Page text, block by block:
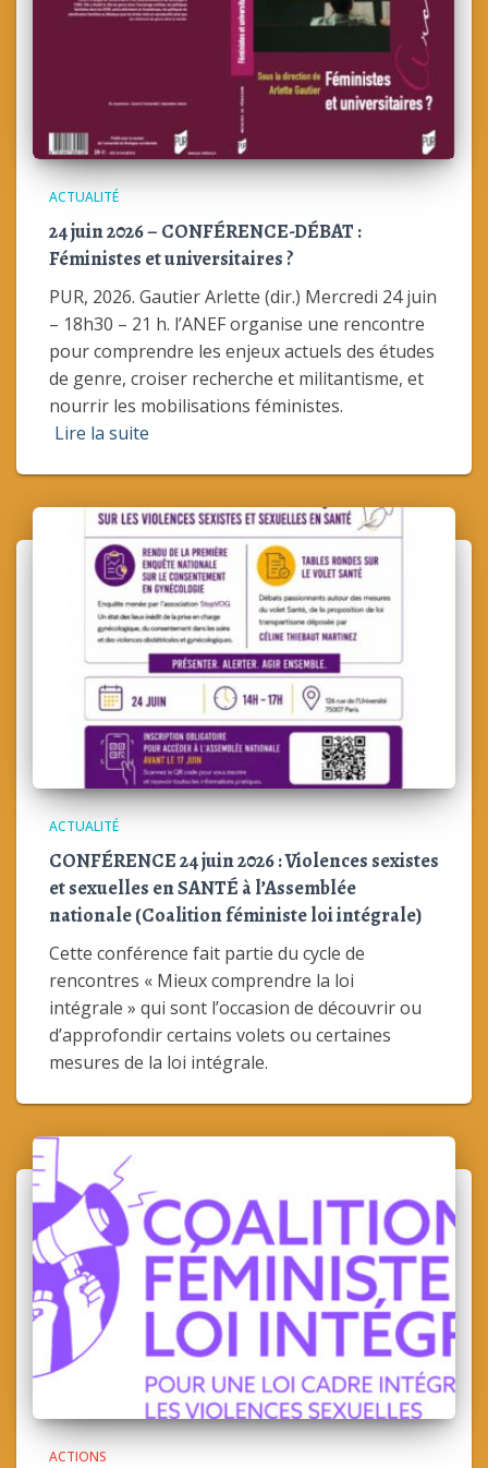
ACTUALITÉ
24 juin 2026 – CONFÉRENCE-DÉBAT :
Féministes et universitaires ?
PUR, 2026. Gautier Arlette (dir.) Mercredi 24 juin
– 18h30 – 21 h. l’ANEF organise une rencontre
pour comprendre les enjeux actuels des études
de genre, croiser recherche et militantisme, et
nourrir les mobilisations féministes.
Lire la suite
ACTUALITÉ
CONFÉRENCE 24 juin 2026 : Violences sexistes
et sexuelles en SANTÉ à l’Assemblée
nationale (Coalition féministe loi intégrale)
Cette conférence fait partie du cycle de
rencontres « Mieux comprendre la loi
intégrale » qui sont l’occasion de découvrir ou
d’approfondir certains volets ou certaines
mesures de la loi intégrale.
ACTIONS